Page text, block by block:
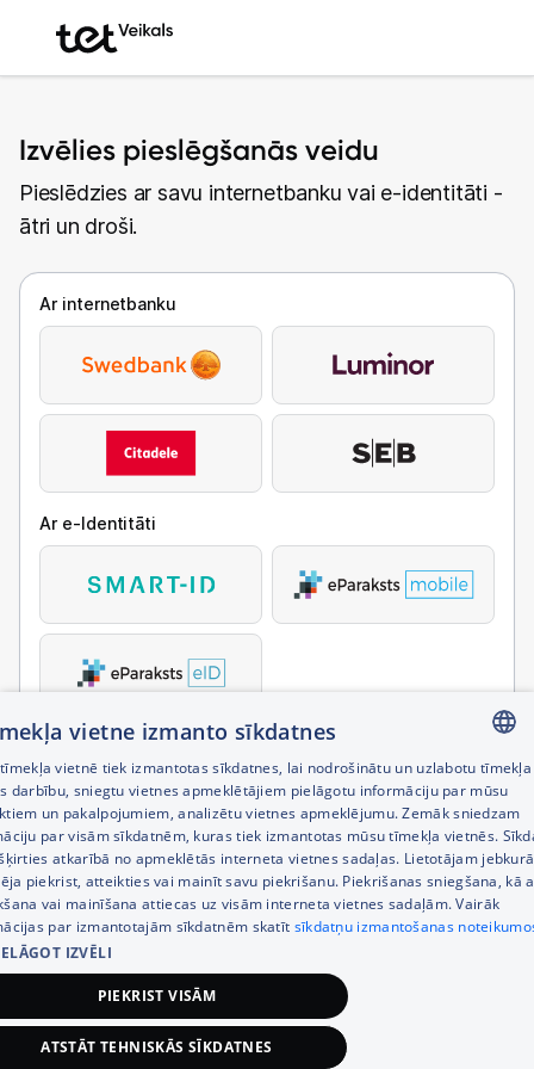
Izvēlies pieslēgšanās veidu
Pieslēdzies ar savu internetbanku vai e-identitāti -
ātri un droši.
Ar internetbanku
Ar e-Identitāti
LATVIAN
RUSSIAN
ENGLISH
vietne izmanto sīkdatnes
vietnē tiek izmantotas sīkdatnes, lai nodrošinātu un uzlabotu tīmekļa
darbību, sniegtu vietnes apmeklētājiem pielāgotu informāciju par mūsu
un pakalpojumiem, analizētu vietnes apmeklējumu. Zemāk sniedzam
par visām sīkdatnēm, kuras tiek izmantotas mūsu tīmekļa vietnēs.
atkarībā no apmeklētās interneta vietnes sadaļas. Lietotājam
piekrist, atteikties vai mainīt savu piekrišanu. Piekrišanas sniegšana, kā
vai mainīšana attiecas uz visām interneta vietnes sadaļām. Vairāk
par izmantotajām sīkdatnēm skatīt sīkdatņu izmantošanas
IZVĒLI
PIEKRIST VISĀM
ATSTĀT TEHNISKĀS SĪKDATNES